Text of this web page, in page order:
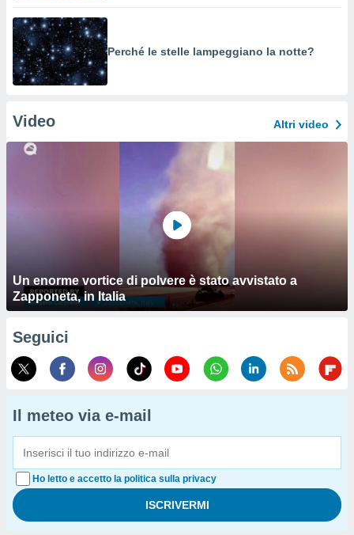
Perché le stelle lampeggiano la notte?
Video Altri video
Un enorme vortice di polvere è stato avvistato a
Zapponeta, in Italia
Seguici
Il meteo via e-mail
Ho letto e accetto la politica sulla privacy